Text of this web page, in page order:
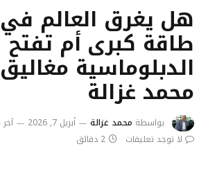
هل يغرق العالم
طاقة كبرى أم تفتح
الدبلوماسية
محمد غزالة
بواسطة محمد غزالة أبريل 7, 2026
لا توجد تعليقات
2 دقائق